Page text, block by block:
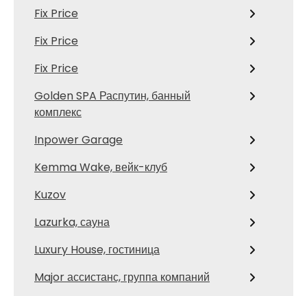
Fix Price
Fix Price
Fix Price
Golden SPA Распутин, банный
комплекс
Inpower Garage
Kemma Wake, вейк-клуб
Kuzov
Lazurka, сауна
Luxury House, гостиница
Major ассистанс, группа компаний